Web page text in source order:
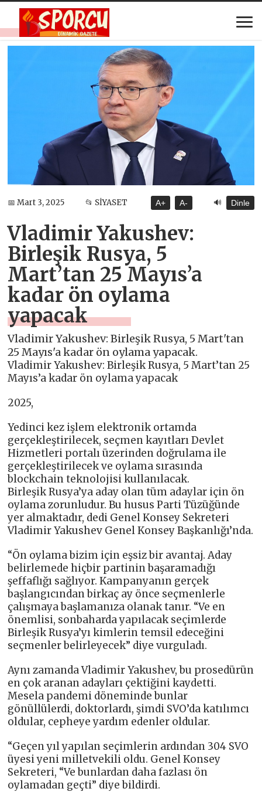
📅 Mart 3, 2025 📂 SİYASET A+ A- 🔊 Dinle
Vladimir Yakushev:
Birleşik Rusya, 5
Mart’tan 25 Mayıs’a
kadar ön oylama
yapacak
Vladimir Yakushev: Birleşik Rusya, 5 Mart'tan
25 Mayıs'a kadar ön oylama yapacak.
Vladimir Yakushev: Birleşik Rusya, 5 Mart’tan 25
Mayıs’a kadar ön oylama yapacak
2025,
Yedinci kez işlem elektronik ortamda
gerçekleştirilecek, seçmen kayıtları Devlet
Hizmetleri portalı üzerinden doğrulama ile
gerçekleştirilecek ve oylama sırasında
blockchain teknolojisi kullanılacak.
Birleşik Rusya’ya aday olan tüm adaylar için ön
oylama zorunludur. Bu husus Parti Tüzüğünde
yer almaktadır, dedi Genel Konsey Sekreteri
Vladimir Yakushev Genel Konsey Başkanlığı’nda.
“Ön oylama bizim için eşsiz bir avantaj. Aday
belirlemede hiçbir partinin başaramadığı
şeffaflığı sağlıyor. Kampanyanın gerçek
başlangıcından birkaç ay önce seçmenlerle
çalışmaya başlamanıza olanak tanır. “Ve en
önemlisi, sonbaharda yapılacak seçimlerde
Birleşik Rusya’yı kimlerin temsil edeceğini
seçmenler belirleyecek” diye vurguladı.
Aynı zamanda Vladimir Yakushev, bu prosedürün
en çok aranan adayları çektiğini kaydetti.
Mesela pandemi döneminde bunlar
gönüllülerdi, doktorlardı, şimdi SVO’da katılımcı
oldular, cepheye yardım edenler oldular.
“Geçen yıl yapılan seçimlerin ardından 304 SVO
üyesi yeni milletvekili oldu. Genel Konsey
Sekreteri, “Ve bunlardan daha fazlası ön
oylamadan geçti” diye bildirdi.